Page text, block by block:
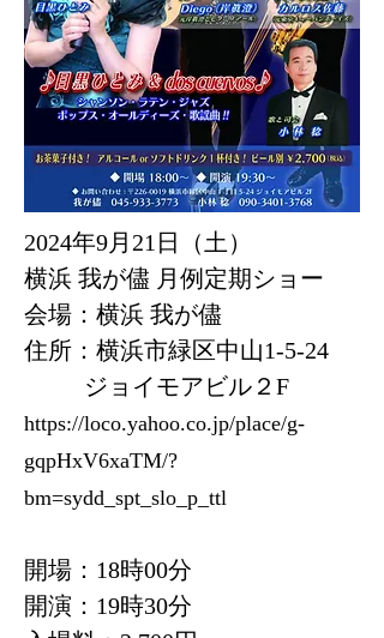
2024年9月21日（土）
横浜 我が儘 月例定期ショー
会場：横浜 我が儘
住所：横浜市緑区中山1-5-24
ジョイモアビル２F
https://loco.yahoo.co.jp/place/g-
gqpHxV6xaTM/?
bm=sydd_spt_slo_p_ttl
開場：18時00分
開演：19時30分